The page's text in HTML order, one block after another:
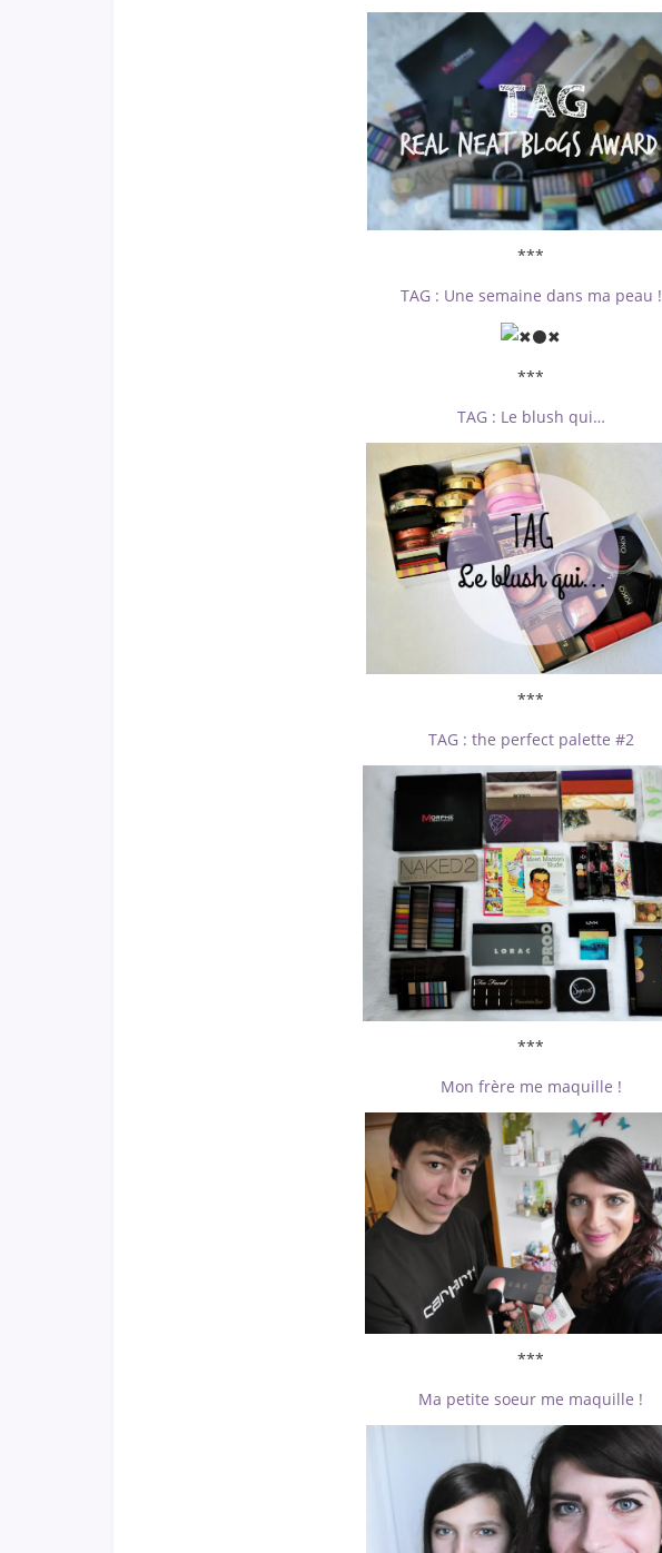
***
TAG : Une semaine dans ma peau !
***
TAG : Le blush qui…
***
TAG : the perfect palette #2
***
Mon frère me maquille !
***
Ma petite soeur me maquille !